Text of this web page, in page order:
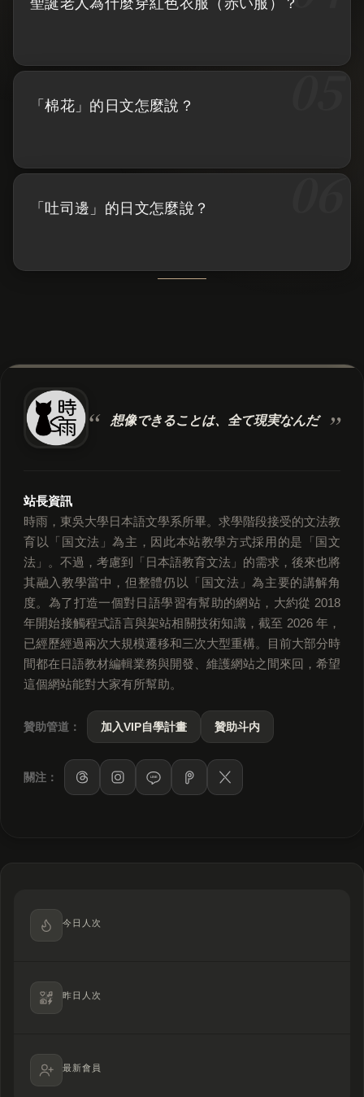
「棉花」的日文怎麼說？
「吐司邊」的日文怎麼說？
想像できることは、 全て現実なんだ
站長資訊
時雨，東吳大學日本語文學系所畢。求學階段接受的文法教
育以「国文法」為主，因此本站教學方式採用的是「国文
法」。不過，考慮到「日本語教育文法」的需求，後來也將
其融入教學當中，但整體仍以「国文法」為主要的講解角
度。為了打造一個對日語學習有幫助的網站，大約從 2018
年開始接觸程式語言與架站相關技術知識，截至 2026 年，
已經歷經過兩次大規模遷移和三次大型重構。目前大部分時
間都在日語教材編輯業務與開發、維護網站之間來回，希望
這個網站能對大家有所幫助。
贊助管道： 加入VIP自學計畫 贊助斗内
關注： LINE
今日人次
昨日人次
最新會員